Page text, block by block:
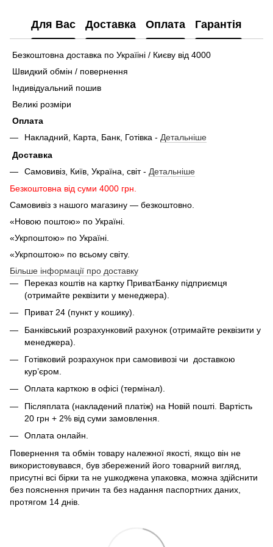
Для Вас Доставка Оплата Гарантія
Безкоштовна доставка по Україіні / Києву від 4000
Швидкий обмін / повернення
Індивідуальний пошив
Великі розміри
Оплата
Накладний, Карта, Банк, Готівка - Детальніше
Доставка
Самовивіз, Київ, Україна, світ - Детальніше
Безкоштовна від суми 4000 грн.
Самовивіз з нашого магазину — безкоштовно.
«Новою поштою» по Україні.
«Укрпоштою» по Україні.
«Укрпоштою» по всьому світу.
Більше інформації про доставку
Переказ коштів на картку ПриватБанку підприємця
(отримайте реквізити у менеджера).
Приват 24 (пункт у кошику).
Банківський розрахунковий рахунок (отримайте реквізити у
менеджера).
Готівковий розрахунок при самовивозі чи доставкою
кур’єром.
Оплата карткою в офісі (термінал).
Післяплата (накладений платіж) на Новій пошті. Вартість
20 грн + 2% від суми замовлення.
Оплата онлайн.
Повернення та обмін товару належної якості, якщо він не
використовувався, був збережений його товарний вигляд,
присутні всі бірки та не ушкоджена упаковка, можна здійснити
без пояснення причин та без надання паспортних даних,
протягом 14 днів.